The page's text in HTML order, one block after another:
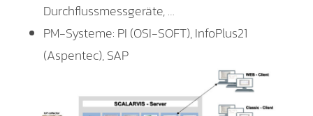
Durchflussmessgeräte, …
PM-Systeme: PI (OSI-SOFT), InfoPlus21
(Aspentec), SAP